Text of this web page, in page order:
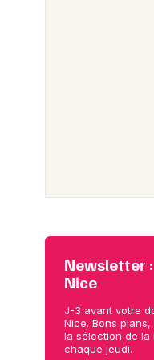
Newsletter
Nice
J-3 avant votre
Nice. Bons
la sélection de la
chaque jeudi.